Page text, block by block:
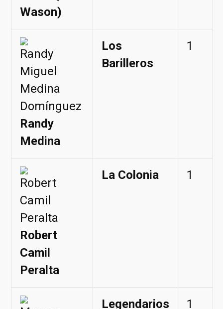
Wason)
Randy
Medina
Los
Barilleros
1
Robert
Camil
Peralta
La Colonia 1
Legendarios 1